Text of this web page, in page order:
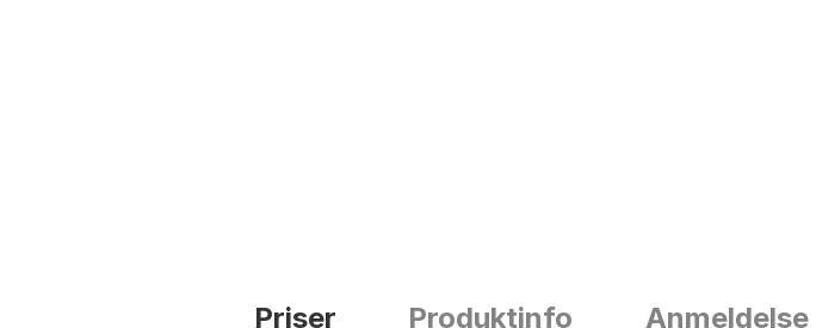
Priser Produktinfo Anmeldelse